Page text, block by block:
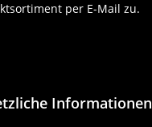
per E-Mail zu.
Informationen